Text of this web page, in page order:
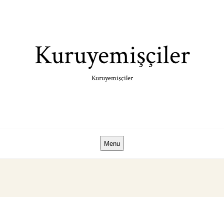
Kuruyemişçiler
Kuruyemişçiler
Menu